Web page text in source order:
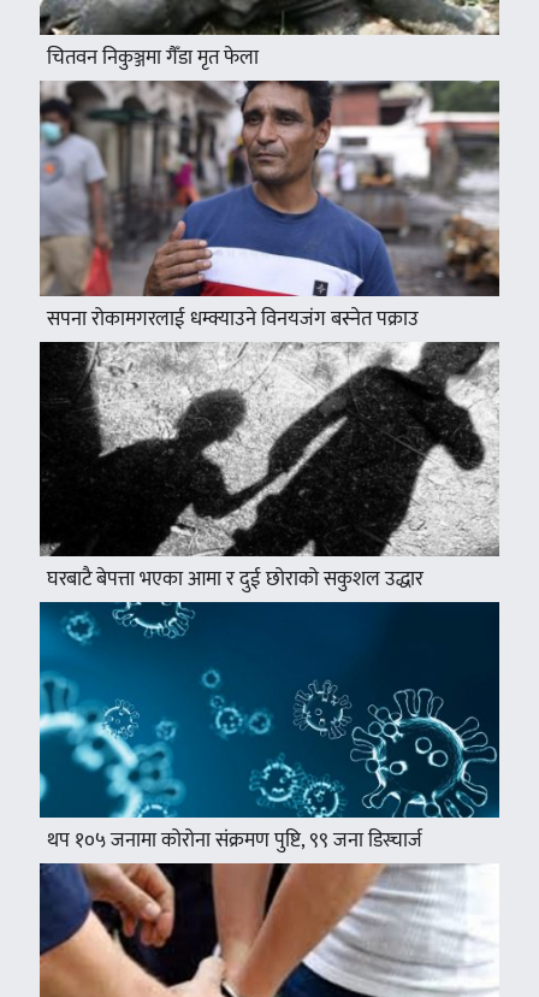
चितवन निकुञ्जमा गैँडा मृत फेला
सपना रोकामगरलाई धम्क्याउने विनयजंग बस्नेत पक्राउ
घरबाटै बेपत्ता भएका आमा र दुई छोराको सकुशल उद्धार
थप १०५ जनामा कोरोना संक्रमण पुष्टि, ९९ जना डिस्चार्ज